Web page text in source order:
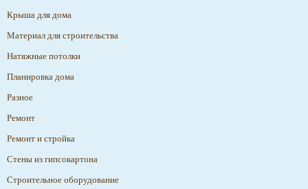
Крыша для дома
Материал для строительства
Натяжные потолки
Планировка дома
Разное
Ремонт
Ремонт и стройка
Стены из гипсокартона
Строительное оборудование